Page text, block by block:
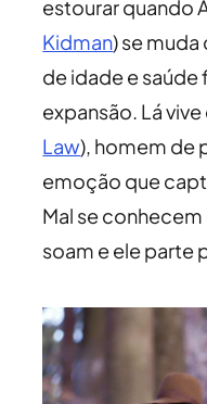
estourar quando
Kidman) se
de idade e saúde
expansão. Lá
Law), homem de
emoção que
Mal se
soam e ele parte